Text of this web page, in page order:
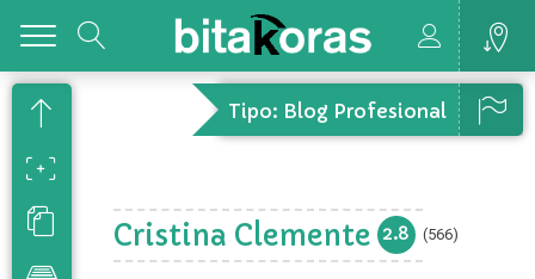
Tipo: Blog Profesional
Cristina Clemente 2.8 (566)